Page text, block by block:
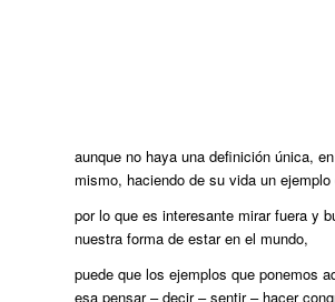
aunque no haya una definición única,
mismo, haciendo de su vida un
por lo que es interesante mirar fuera y
nuestra forma de estar en el mundo,
puede que los ejemplos que ponemos
esa pensar – decir – sentir – hacer